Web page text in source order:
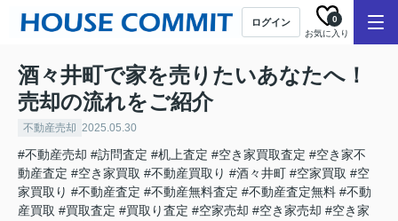
ログイン
お気に入り
0
酒々井町で家を売りたいあなたへ！
売却の流れをご紹介
不動産売却 2025.05.30
#不動産売却 #訪問査定 #机上査定 #空き家買取査定 #空き家不
動産査定 #空き家買取 #不動産買取り #酒々井町 #空家買取 #空
家買取り #不動産査定 #不動産無料査定 #不動産査定無料 #不動
産買取 #買取査定 #買取り査定 #空家売却 #空き家売却 #空き家